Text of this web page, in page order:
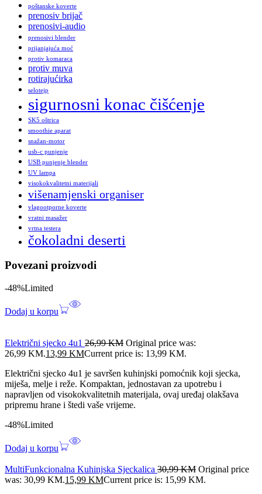
poštanske koverte
prenosiv brijač
prenosivi-audio
prenosivi blender
prijanjajuća moć
protiv komaraca
protiv muva
rotirajućirka
selotejp
sigurnosni konac čišćenje
SK5 oštrica
smoothie aparat
snažan-motor
usb-c punjenje
USB punjenje blender
UV lampa
visokokvalitetni materijali
višenamjenski organiser
vlagootporne koverte
vratni masažer
vrtna testera
čokoladni deserti
Povezani proizvodi
-48%Limited
Dodaj u korpu
Električni sjecko 4u1 26,99KM Original price was:
26,99 KM.13,99 KMCurrent price is: 13,99 KM.
Električni sjecko 4u1 je savršen kuhinjski pomoćnik koji sjecka,
miješa, melje i reže. Kompaktan, jednostavan za upotrebu i
napravljen od visokokvalitetnih materijala, ovaj uređaj olakšava
pripremu hrane i štedi vaše vrijeme.
-48%Limited
Dodaj u korpu
MultiFunkcionalna Kuhinjska Sjeckalica 30,99KM Original price
was: 30,99 KM.15,99 KMCurrent price is: 15,99 KM.